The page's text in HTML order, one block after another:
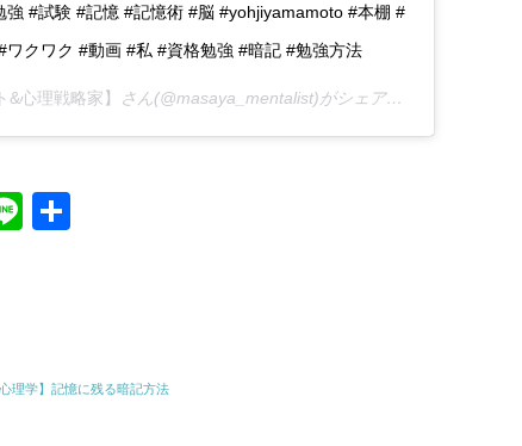
強 #試験 #記憶 #記憶術 #脳 #yohjiyamamoto #本棚 #
クワク #動画 #私 #資格勉強 #暗記 #勉強方法
心理戦略家】 さん(@masaya_mentalist)がシェアした投稿 –
Li
心理学】記憶に残る暗記方法